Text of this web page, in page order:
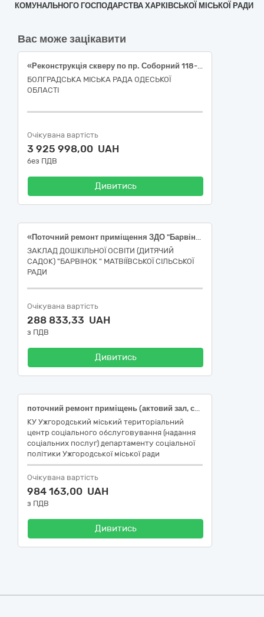
КОМУНАЛЬНОГО ГОСПОДАРСТВА ХАРКІВСЬКОЇ МІСЬКОЇ РАДИ
Вас може зацікавити
«Реконструкція скверу по пр. Соборний 118-А в м. Болград Одеської області. Коригування» за міжнародним проєктом «Чисті території, зелені та відкриті вулиці» за реєстраційним номером BSB 00108 відповідно до міжнародних договорів: Рамкова Угода між Урядом України та Комісією Європейських Співтовариств, ратифікована Законом України від 3 вересня 2008 р. № 360-VI; Угода про фінансування Програми Interreg (Interreg VI-B) NEXT «Басейн Чорного моря», ратифікована Законом України від 9 травня 2024 р. № 3715-ІХ, ДК 021:2015 код 45454000-4 — Реконструкція.
БОЛГРАДСЬКА МІСЬКА РАДА ОДЕСЬКОЇ
ОБЛАСТІ
Очікувана вартість
3 925 998,00 UAH
без ПДВ
Дивитись
«Поточний ремонт приміщення ЗДО "Барвінок" Матвіївської сільської ради (зелена кімната) (код ДК 021:2015 45450000-6 – Інші завершальні будівельні роботи)
ЗАКЛАД ДОШКІЛЬНОЇ ОСВІТИ (ДИТЯЧИЙ
САДОК) "БАРВІНОК " МАТВІЇВСЬКОЇ СІЛЬСЬКОЇ
РАДИ
Очікувана вартість
288 833,33 UAH
з ПДВ
Дивитись
поточний ремонт приміщень (актовий зал, сходові клітини) Ужгородського міського територіального центру соціального обслуговування (надання соціальних послуг) департаменту соціальної політики Ужгородської міської ради (код згідно з ДК 021:2015 45450000-6 Інші завершальні будівельні роботи)
КУ Ужгородський міський територіальний
центр соціального обслуговування (надання
соціальних послуг) департаменту соціальної
політики Ужгородської міської ради
Очікувана вартість
984 163,00 UAH
з ПДВ
Дивитись